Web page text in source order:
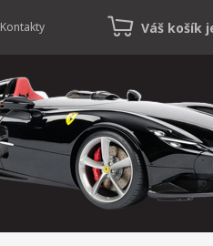
Kontakty Váš košík